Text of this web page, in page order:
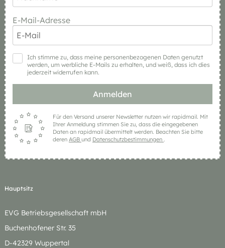
Hauptsitz
EVG Betriebsgesellschaft mbH
Buchenhofener Str. 35
D-42329 Wuppertal
E-Mail-Adresse
Ich stimme zu, dass meine personenbezogenen Daten genutzt
werden, um werbliche E-Mails zu erhalten, und weiß, dass ich dies
jederzeit widerrufen kann.
Anmelden
Für den Versand unserer Newsletter nutzen wir rapidmail. Mit
Ihrer Anmeldung stimmen Sie zu, dass die eingegebenen
Daten an rapidmail übermittelt werden. Beachten Sie bitte
deren AGB und Datenschutzbestimmungen .